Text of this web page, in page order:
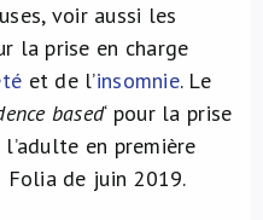
voir aussi les
la prise en charge
et de l’insomnie. Le
based‘ pour la prise
en première
Folia de juin 2019.